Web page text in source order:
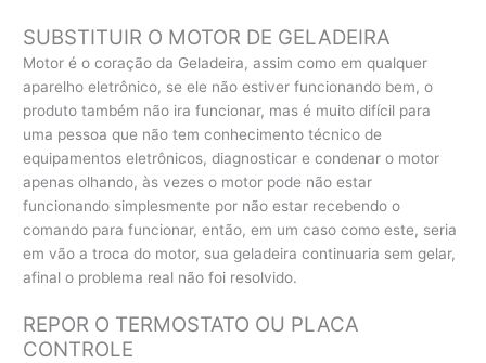
SUBSTITUIR O MOTOR DE GELADEIRA
Motor é o coração da Geladeira, assim como em qualquer
aparelho eletrônico, se ele não estiver funcionando bem, o
produto também não ira funcionar, mas é muito difícil para
uma pessoa que não tem conhecimento técnico de
equipamentos eletrônicos, diagnosticar e condenar o motor
apenas olhando, às vezes o motor pode não estar
funcionando simplesmente por não estar recebendo o
comando para funcionar, então, em um caso como este, seria
em vão a troca do motor, sua geladeira continuaria sem gelar,
afinal o problema real não foi resolvido.
REPOR O TERMOSTATO OU PLACA
CONTROLE